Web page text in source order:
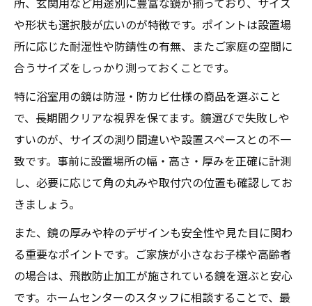
や形状も選択肢が広いのが特徴です。ポイントは設置場
所に応じた耐湿性や防錆性の有無、またご家庭の空間に
合うサイズをしっかり測っておくことです。
特に浴室用の鏡は防湿・防カビ仕様の商品を選ぶこと
で、長期間クリアな視界を保てます。鏡選びで失敗しや
すいのが、サイズの測り間違いや設置スペースとの不一
致です。事前に設置場所の幅・高さ・厚みを正確に計測
し、必要に応じて角の丸みや取付穴の位置も確認してお
きましょう。
また、鏡の厚みや枠のデザインも安全性や見た目に関わ
る重要なポイントです。ご家族が小さなお子様や高齢者
の場合は、飛散防止加工が施されている鏡を選ぶと安心
です。ホームセンターのスタッフに相談することで、最